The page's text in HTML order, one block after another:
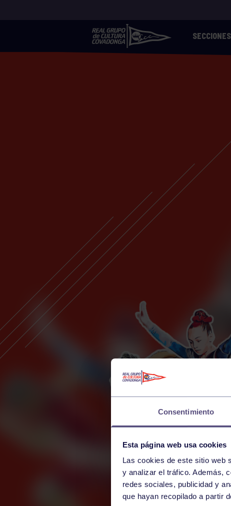
Consentimiento
Esta página web usa cookies
Las cookies de este sitio web
y analizar el tráfico. Además,
redes sociales, publicidad y
que hayan recopilado a partir
SECCIONES